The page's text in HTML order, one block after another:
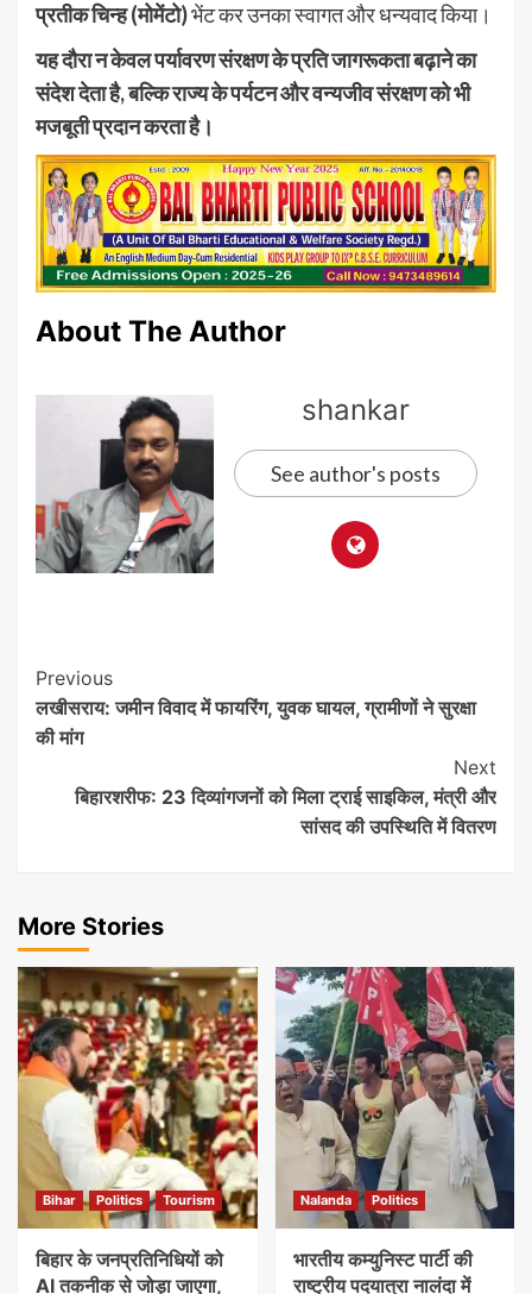
प्रतीक चिन्ह (मोमेंटो)भेंट कर उनका स्वागत और धन्यवाद किया।
यह दौरा न केवल पर्यावरण संरक्षण के प्रति जागरूकता बढ़ाने का
संदेश देता है, बल्कि राज्य के पर्यटन और वन्यजीव संरक्षण को भी
मजबूती प्रदान करता है।
About The Author
shankar
See author's posts
Post
Navigation
Previous
लखीसराय: जमीन विवाद में फायरिंग, युवक घायल, ग्रामीणों ने सुरक्षा
की मांग
Next
बिहारशरीफ: 23 दिव्यांगजनों को मिला ट्राई साइकिल, मंत्री और
सांसद की उपस्थिति में वितरण
More Stories
Bihar Politics Tourism
बिहार के जनप्रतिनिधियों को
AI तकनीक से जोड़ा जाएगा,
Nalanda Politics
भारतीय कम्युनिस्ट पार्टी की
राष्ट्रीय पदयात्रा नालंदा में